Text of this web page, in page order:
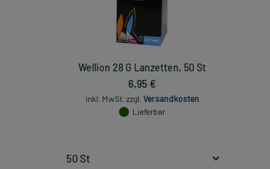
Wellion 28 G Lanzetten, 50 St
6,95 €
inkl. MwSt. zzgl. Versandkosten
Lieferbar